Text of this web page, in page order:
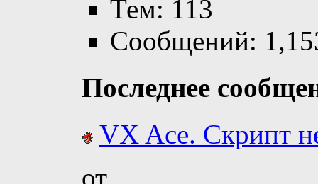
Тем: 113
Сообщений:
Последнее
VX Ace. Скрипт
от